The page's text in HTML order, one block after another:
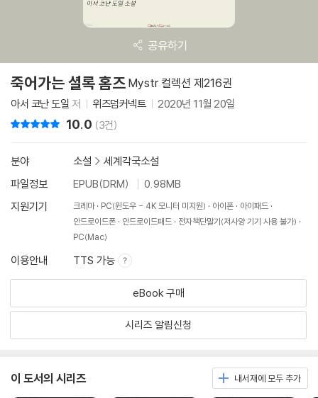
공유하기
죽어가는 셜록 홈즈 Mystr 컬렉션 제216권
아서 코난 도일 저 위즈덤커넥트 2020년 11월 20일
10.0 (3건)
분야 소설 > 세계각국소설
파일정보
EPUB(DRM)
0.98MB
지원기기
크레마 PC(윈도우 - 4K 모니터 미지원) 아이폰
아이패드
안드로이드폰
안드로이드패드
전자책단말기(저사양 기기 사용 불가)
PC(Mac)
이용안내 TTS 가능
eBook 구매
시리즈 알림신청
이 도서의 시리즈 내서재에 모두 추가